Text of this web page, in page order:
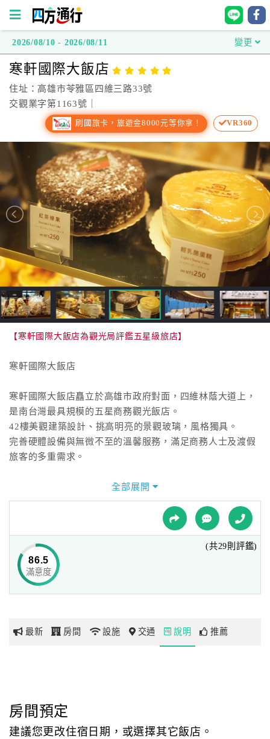
方
通
行
灣
訂
房
直
接
跟
飯
店
訂
HOT
特
色
民
宿
球
網
玩
地
圖
2026/08/10 - 2026/08/11 變更
寒軒國際大飯店
住址：高雄市苓雅區四維三路33號
交觀業字第1163號｜
刷國旅卡，旅遊金8000元等你拿！ VR360
【寒軒國際大飯店為觀光局評鑑五星級旅店】
寒軒國際大飯店
寒軒國際大飯店矗立於高雄市政府對面，四維林蔭大道上，
是南台灣最具規模的五星商務觀光飯店。
42樓美觀建築設計、挑高明亮的景觀玻璃，風格獨具。
完善硬體設備與無微不至的溫馨服務，滿足商務人士及渡假
旅客的多重需求。
寒軒國際大飯店擁有380 間設計一流的典雅客房與套房，
所有房間均大面採光，景觀視野極佳，能將高雄全景一覽無
4大美食餐廳提供中外美食，另有4間大型宴會廳及7間典雅
貴賓包廂，
位居交通四通八達的市中心，機場、購物、娛樂、古蹟名勝
近在比鄰，
是您在南台灣最舒適便利的家。
全部展開
86.5
滿意度
(共29則評鑑)
最新 房間 設施 交通 說明 推薦
房間預定
建議您更改住宿日期，或選擇其它飯店。